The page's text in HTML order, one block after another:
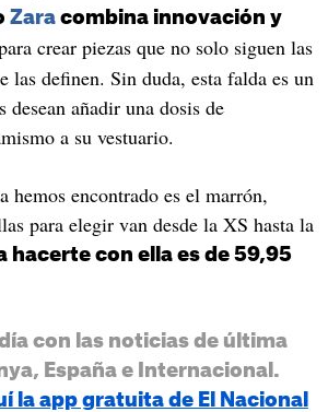
Zaracombina innovación y
crear piezas que no solo siguen las
las definen. Sin duda, esta falda es un
desean añadir una dosis de
a su vestuario.
hemos encontrado es el marrón,
para elegir van desde la XS hasta la
hacerte con ella es de 59,95
con las noticias de última
España e Internacional.
la app gratuita de El Nacional